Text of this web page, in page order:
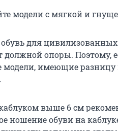
модели с мягкой и
для
должной опоры. Поэтому,
модели, имеющие
выше 6 см
ношение обуви на